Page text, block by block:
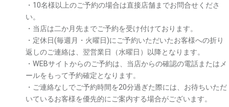
・10名様以上のご予約の場合は直接店舗までお問合せくださ
い。
・当店は二か月先までご予約を受け付けております。
・定休日(毎週月・火曜日)にご予約いただいたお客様への折り
返しのご連絡は、翌営業日（水曜日）以降となります。
・WEBサイトからのご予約は、当店からの確認の電話またはメ
ールをもって予約確定となります。
・ご連絡なしでご予約時間を20分過ぎた際には、お待ちいただ
いているお客様を優先的にご案内する場合がございます。